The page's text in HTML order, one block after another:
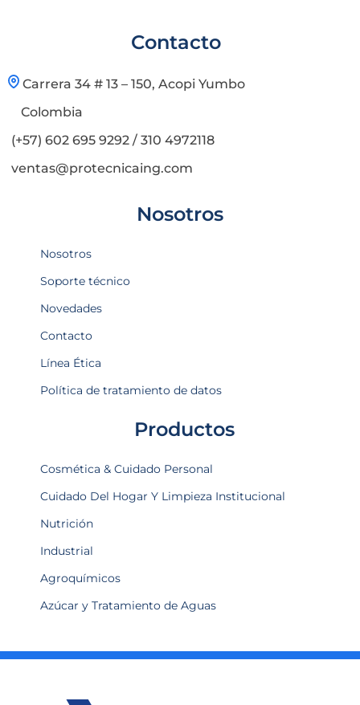
Contacto
Carrera 34 # 13 – 150, Acopi Yumbo
Colombia
(+57) 602 695 9292 / 310 4972118
ventas@protecnicaing.com
Nosotros
Nosotros
Soporte técnico
Novedades
Contacto
Línea Ética
Política de tratamiento de datos
Productos
Cosmética & Cuidado Personal
Cuidado Del Hogar Y Limpieza Institucional
Nutrición
Industrial
Agroquímicos
Azúcar y Tratamiento de Aguas